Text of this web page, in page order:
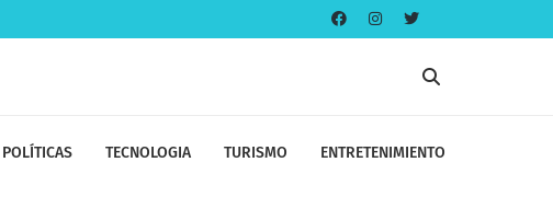
POLÍTICAS TECNOLOGIA TURISMO ENTRETENIMIENTO